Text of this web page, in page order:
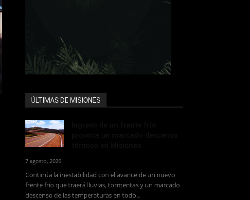
ÚLTIMAS DE MISIONES
7 agosto, 2026
Continúa la inestabilidad con el avance de un nuevo
frente frío que traerá lluvias, tormentas y un marcado
descenso de las temperaturas en todo...